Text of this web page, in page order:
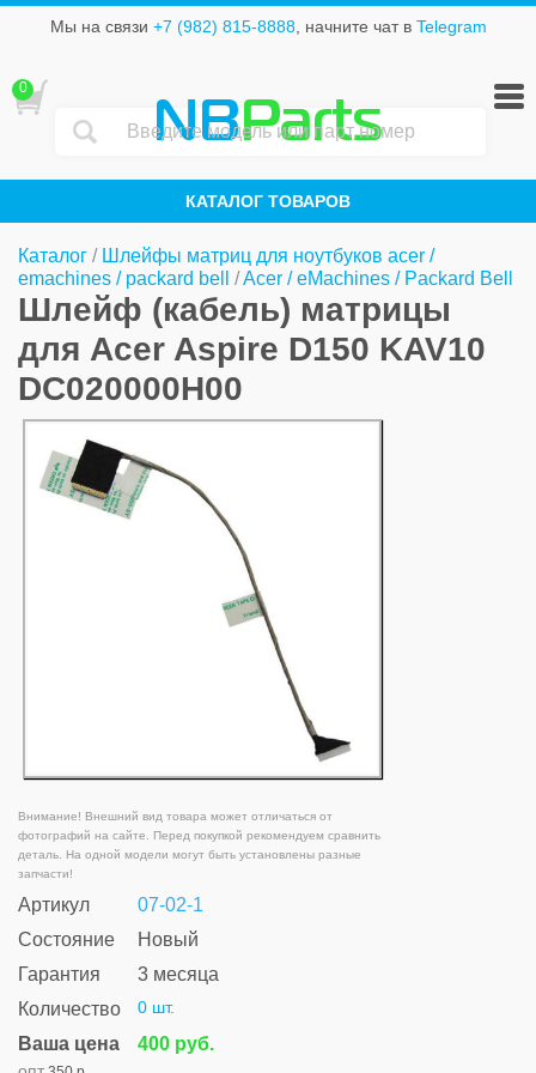
Мы на связи +7 (982) 815-8888, начните чат в Telegram
NBParts
КАТАЛОГ ТОВАРОВ
0
Каталог / Шлейфы матриц для ноутбуков acer /
emachines / packard bell
/Acer / eMachines / Packard Bell
Шлейф (кабель) матрицы
для Acer Aspire D150 KAV10
DC020000H00
Внимание! Внешний вид товара может отличаться от
фотографий на сайте. Перед покупкой рекомендуем сравнить
деталь. На одной модели могут быть установлены разные
запчасти!
Артикул
07-02-1
Состояние
Новый
Гарантия
3 месяца
Количество
0 шт.
Ваша цена 400 руб.